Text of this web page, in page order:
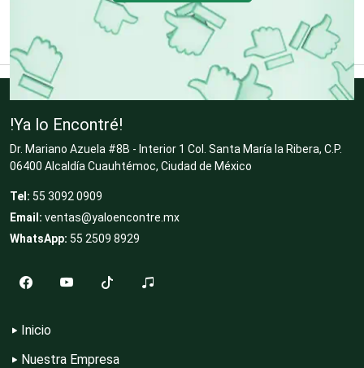
Deportes
Depósitos Dentales
Dermatólogos
Desarrollo de Software
Desperdicios Industriales
!Ya lo Encontré!
Dr. Mariano Azuela #8B - Interior 1 Col. Santa María la Ribera, C.P.
06400 Alcaldía Cuauhtémoc, Ciudad de México
Tel: 55 3092 0909
Email: ventas@yaloencontre.mx
WhatsApp: 55 2509 8929
Inicio
Nuestra Empresa